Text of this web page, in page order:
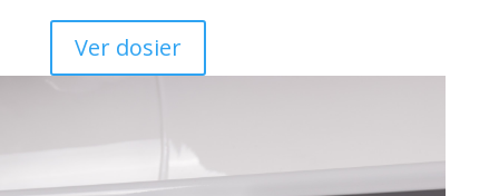
Ver dosier